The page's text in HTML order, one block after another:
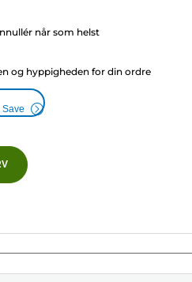
når som helst
og hyppigheden for din ordre
Save